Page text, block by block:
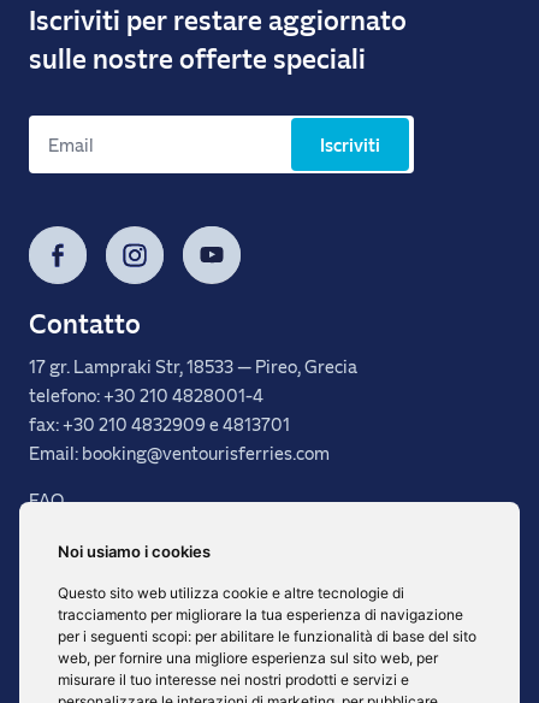
Noi usiamo i cookies
Questo sito web utilizza cookie e altre tecnologie di
tracciamento per migliorare la tua esperienza di navigazione
per i seguenti scopi: per abilitare le funzionalità di base del sito
web, per fornire una migliore esperienza sul sito web, per
misurare il tuo interesse nei nostri prodotti e servizi e
Iscriviti per restare aggiornato
sulle nostre offerte speciali
Iscriviti
Facebook InstagramYouTube
Contatto
17 gr. Lampraki Str, 18533 — Pireo, Grecia
telefono: +30 210 4828001-4
fax: +30 210 4832909 e 4813701
Email: booking@ventourisferries.com
FAQ
Servizi
Destinazioni
Flotta
Area Agenzie